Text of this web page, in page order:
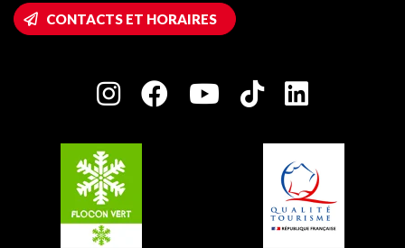
Accès Wifi
Maison des Propriétaires
Charte des Acteurs Engagés
Plagne 1800
Plagne Villages
Plagne Aime 2000
CONTACTS ET HORAIRES